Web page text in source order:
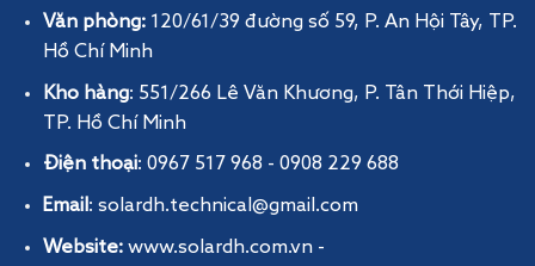
Văn phòng: 120/61/39 đường số 59, P. An Hội Tây, TP.
Hồ Chí Minh
Kho hàng: 551/266 Lê Văn Khương, P. Tân Thới Hiệp,
TP. Hồ Chí Minh
Điện thoại: 0967 517 968 - 0908 229 688
Email : solardh.technical@gmail.com
Website: www.solardh.com.vn-